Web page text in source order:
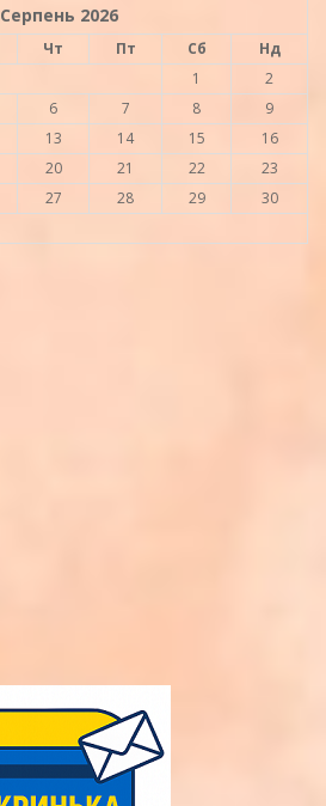
Серпень 2026
Чт Пт Сб
Нд
1
2
6 7 8
9
13 14 15
16
20 21 22
23
27 28 29
30